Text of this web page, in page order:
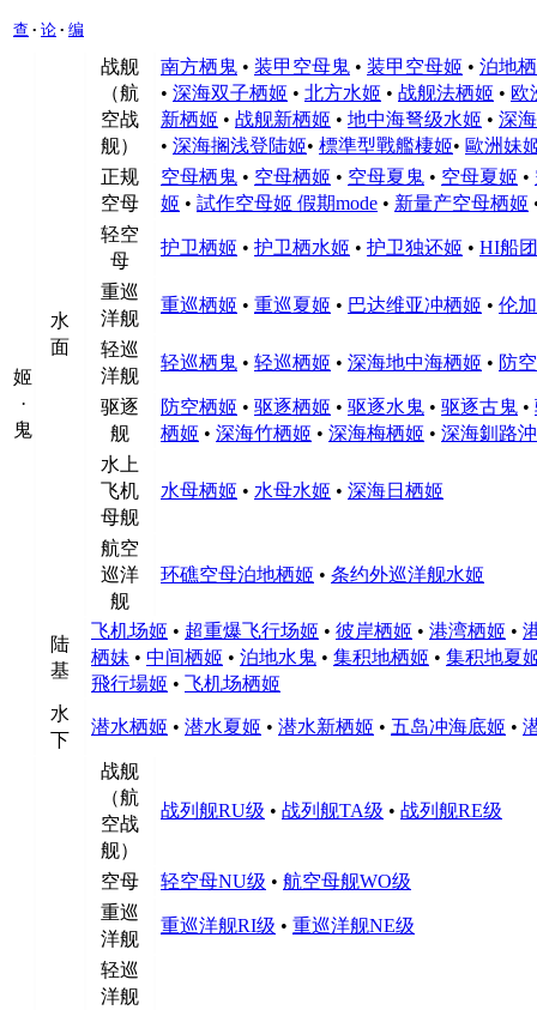
查 • 论 • 编
姬
·
鬼
水
面
战舰
（航
空战
舰）
南方栖鬼 • 装甲空母鬼 • 装甲空母姬 • 泊地
• 深海双子栖姬 • 北方水姬 • 战舰法栖姬 • 欧
新栖姬 • 战舰新栖姬 • 地中海弩级水姬 • 深
• 深海搁浅登陆姬• 標準型戰艦棲姬• 歐洲妹
正规
空母
空母栖鬼 • 空母栖姬 • 空母夏鬼 • 空母夏姬 •
姬 • 試作空母姬 假期mode • 新量产空母栖姬
轻空
母
护卫栖姬 • 护卫栖水姬 • 护卫独还姬 • HI船
重巡
洋舰
重巡栖姬 • 重巡夏姬 • 巴达维亚冲栖姬 • 伦
轻巡
洋舰
轻巡栖鬼 • 轻巡栖姬 • 深海地中海栖姬 • 防
驱逐
舰
防空栖姬 • 驱逐栖姬 • 驱逐水鬼 • 驱逐古鬼 •
栖姬 • 深海竹栖姬 • 深海梅栖姬 • 深海釧路
水上
飞机
母舰
水母栖姬 • 水母水姬 • 深海日栖姬
航空
巡洋
舰
环礁空母泊地栖姬 • 条约外巡洋舰水姬
陆
基
飞机场姬 • 超重爆飞行场姬 • 彼岸栖姬 • 港湾栖姬 •
栖妹 • 中间栖姬 • 泊地水鬼 • 集积地栖姬 • 集积地夏
飛行場姬 • 飞机场栖姬
水
下
潜水栖姬 • 潜水夏姬 • 潜水新栖姬 • 五岛冲海底姬 •
战舰
（航
空战
舰）
战列舰RU级 • 战列舰TA级 • 战列舰RE级
空母 轻空母NU级 • 航空母舰WO级
重巡
洋舰
重巡洋舰RI级 • 重巡洋舰NE级
轻巡
洋舰